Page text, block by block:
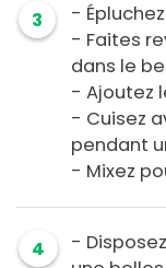
3
-
- Faites
dans le
- Ajoutez
- Cuisez
pendant
- Mixez
4
-